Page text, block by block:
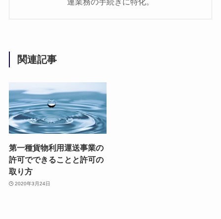
関連記事
第一種貨物利用運送事業の
許可でできることと許可の
取り方
2020年3月24日